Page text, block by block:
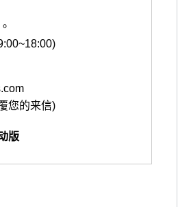
您的来信)
版